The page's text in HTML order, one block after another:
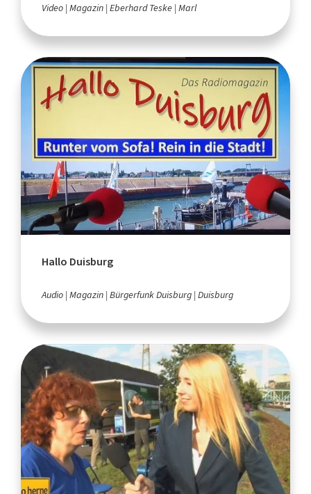
Video Magazin Eberhard Teske Marl
Hallo Duisburg
Audio Magazin Bürgerfunk Duisburg Duisburg